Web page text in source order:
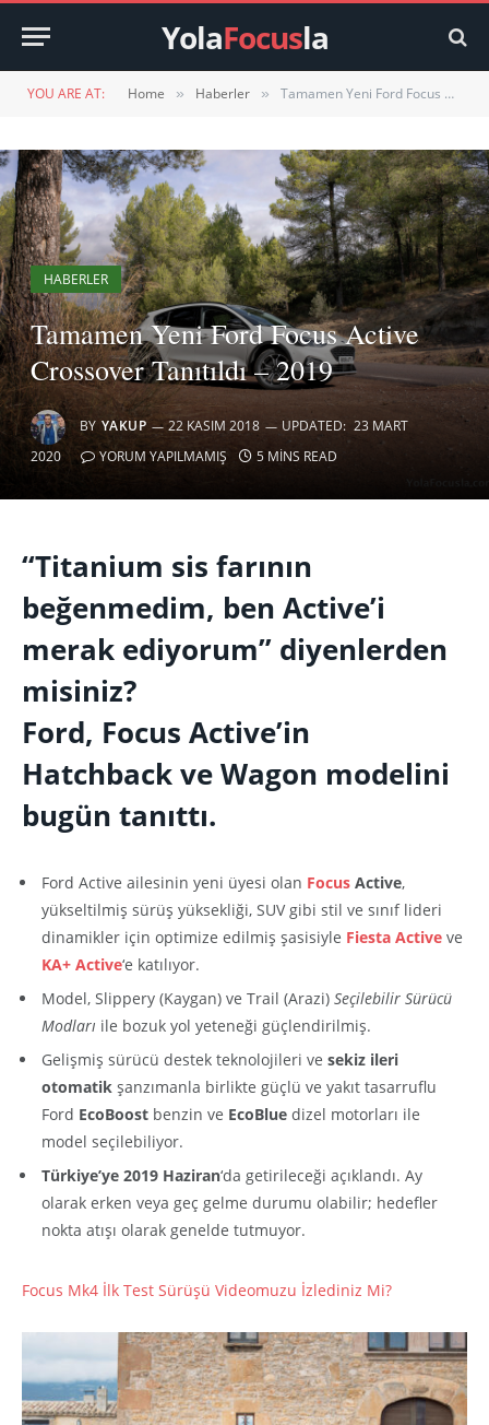
YolaFocusla
YOU ARE AT: Home » Haberler » Tamamen Yeni Ford Focus Active Crossover Tanıtıldı – 2019
HABERLER
Tamamen Yeni Ford Focus Active
Crossover Tanıtıldı – 2019
BY YAKUP 22 KASIM 2018 UPDATED: 23 MART
2020
YORUM YAPILMAMIŞ 5 MINS READ
“Titanium sis farının
beğenmedim, ben Active’i
merak ediyorum” diyenlerden
misiniz?
Ford, Focus Active’in
Hatchback ve Wagon modelini
bugün tanıttı.
Ford Active ailesinin yeni üyesi olan Focus Active,
yükseltilmiş sürüş yüksekliği, SUV gibi stil ve sınıf lideri
dinamikler için optimize edilmiş şasisiyle Fiesta Active ve
KA+ Active‘e katılıyor.
Model, Slippery (Kaygan) ve Trail (Arazi) Seçilebilir Sürücü
Modları ile bozuk yol yeteneği güçlendirilmiş.
Gelişmiş sürücü destek teknolojileri ve sekiz ileri
otomatik şanzımanla birlikte güçlü ve yakıt tasarruflu
Ford EcoBoost benzin ve EcoBlue dizel motorları ile
model seçilebiliyor.
Türkiye’ye 2019 Haziran‘da getirileceği açıklandı. Ay
olarak erken veya geç gelme durumu olabilir; hedefler
nokta atışı olarak genelde tutmuyor.
Focus Mk4 İlk Test Sürüşü Videomuzu İzlediniz Mi?